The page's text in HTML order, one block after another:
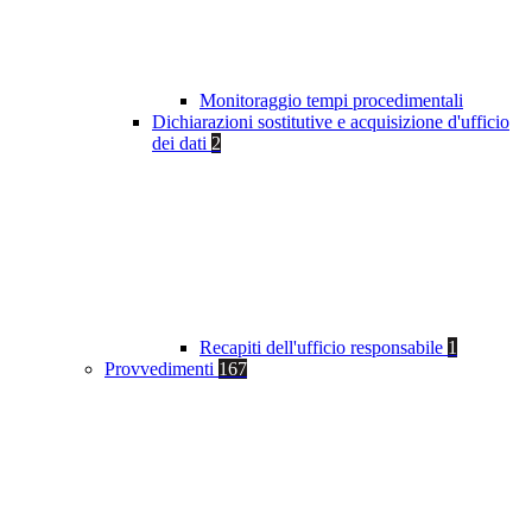
Monitoraggio tempi procedimentali
Dichiarazioni sostitutive e acquisizione d'ufficio
dei dati 2
Recapiti dell'ufficio responsabile 1
Provvedimenti 167